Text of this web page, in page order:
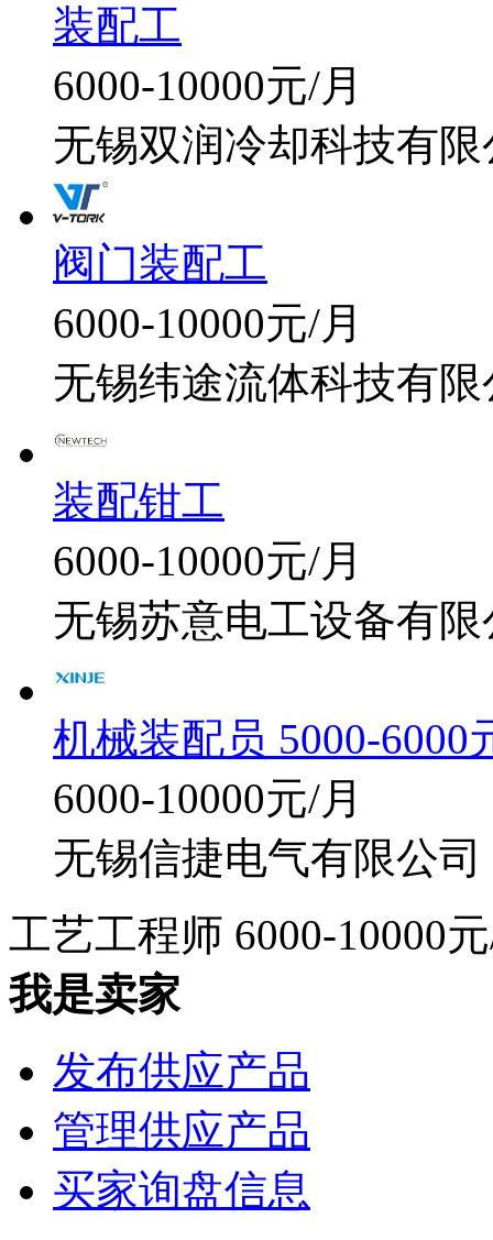
装配工
6000-10000元/月
无锡双润冷却科技有限
阀门装配工
6000-10000元/月
无锡纬途流体科技有限
装配钳工
6000-10000元/月
无锡苏意电工设备有限
机械装配员 5000-6000
6000-10000元/月
无锡信捷电气有限公司
工艺工程师 6000-10000
我是卖家
发布供应产品
管理供应产品
买家询盘信息